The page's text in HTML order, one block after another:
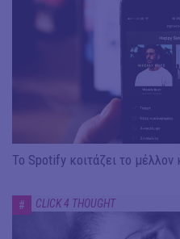
To Spotify κοιτάζει το
# CLICK 4 THOUGHT